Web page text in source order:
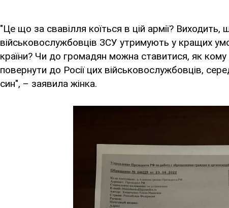
"Це що за свавілля коїться в цій армії? Виходить,
військовослужбовців ЗСУ утримують у кращих
країни? Чи до громадян можна ставитися, як
повернути до Росії цих військовослужбовців,
син", – заявила жінка.